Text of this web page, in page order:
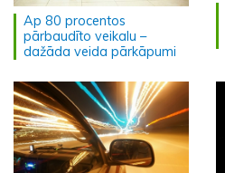
Ap 80 procentos
pārbaudīto veikalu –
dažāda veida pārkāpumi